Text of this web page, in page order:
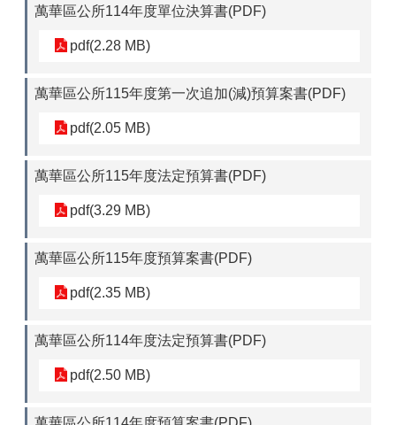
萬華區公所114年度單位決算書(PDF)
pdf(2.28 MB)
萬華區公所115年度第一次追加(減)預算案書(PDF)
pdf(2.05 MB)
萬華區公所115年度法定預算書(PDF)
pdf(3.29 MB)
萬華區公所115年度預算案書(PDF)
pdf(2.35 MB)
萬華區公所114年度法定預算書(PDF)
pdf(2.50 MB)